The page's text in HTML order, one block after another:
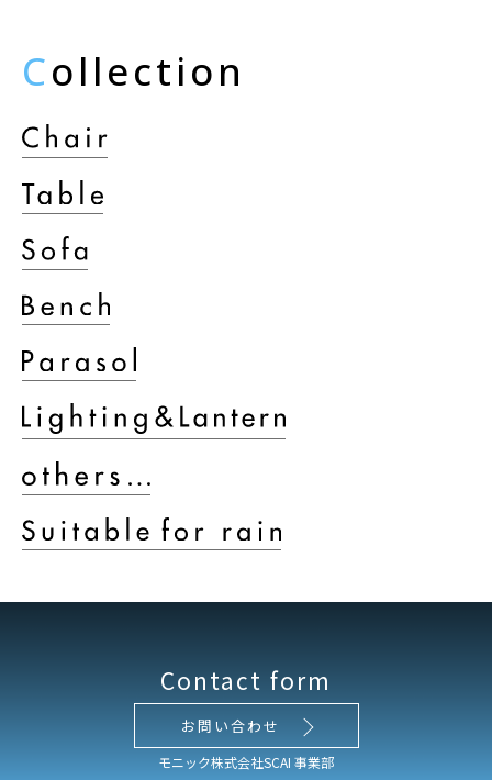
Collection
Contact form
お問い合わせ
モニック株式会社SCAI 事業部